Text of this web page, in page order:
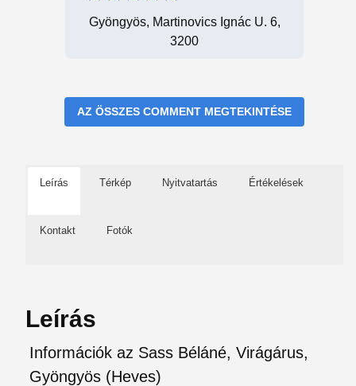
Gyöngyös, Martinovics Ignác U. 6,
3200
AZ ÖSSZES COMMENT MEGTEKINTÉSE
Leírás Térkép Nyitvatartás Értékelések
Kontakt Fotók
Leírás
Információk az Sass Béláné, Virágárus,
Gyöngyös (Heves)